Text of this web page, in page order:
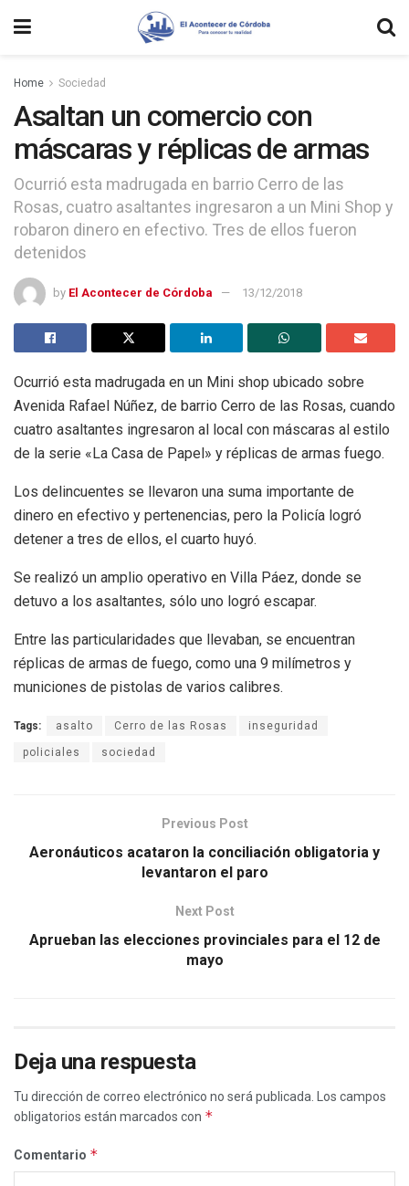
Home Sociedad
Asaltan un comercio con
máscaras y réplicas de armas
Ocurrió esta madrugada en barrio Cerro de las
Rosas, cuatro asaltantes ingresaron a un Mini Shop y
robaron dinero en efectivo. Tres de ellos fueron
detenidos
by El Acontecer de Córdoba 13/12/2018
Ocurrió esta madrugada en un Mini shop ubicado sobre
Avenida Rafael Núñez, de barrio Cerro de las Rosas, cuando
cuatro asaltantes ingresaron al local con máscaras al estilo
de la serie «La Casa de Papel» y réplicas de armas fuego.
Los delincuentes se llevaron una suma importante de
dinero en efectivo y pertenencias, pero la Policía logró
detener a tres de ellos, el cuarto huyó.
Se realizó un amplio operativo en Villa Páez, donde se
detuvo a los asaltantes, sólo uno logró escapar.
Entre las particularidades que llevaban, se encuentran
réplicas de armas de fuego, como una 9 milímetros y
municiones de pistolas de varios calibres.
Tags: asalto Cerro de las Rosas inseguridad
policiales sociedad
Previous Post
Aeronáuticos acataron la conciliación obligatoria y
levantaron el paro
Next Post
Aprueban las elecciones provinciales para el 12 de
mayo
Deja una respuesta
Tu dirección de correo electrónico no será publicada.
Los campos
obligatorios están marcados con *
Comentario *